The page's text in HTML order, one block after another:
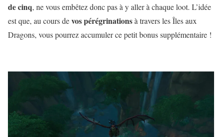
de cinq, ne vous embêtez donc pas à y aller à chaque loot. L’idée
est que, au cours devos pérégrinationsà travers les Îles aux
Dragons, vous pourrez accumuler ce petit bonus supplémentaire !